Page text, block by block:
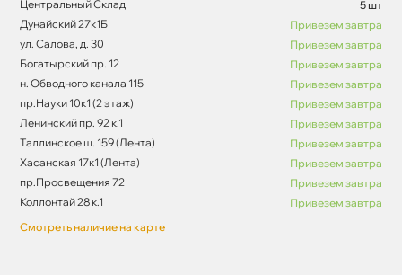
Центральный Склад
5 шт
Дунайский 27к1Б
Привезем завтра
ул. Салова, д. 30
Привезем завтра
Богатырский пр. 12
Привезем завтра
н. Обводного канала 115
Привезем завтра
пр.Науки 10к1 (2 этаж)
Привезем завтра
Ленинский пр. 92 к.1
Привезем завтра
Таллинское ш. 159 (Лента)
Привезем завтра
Хасанская 17к1 (Лента)
Привезем завтра
пр.Просвещения 72
Привезем завтра
Коллонтай 28 к.1
Привезем завтра
Смотреть наличие на карте